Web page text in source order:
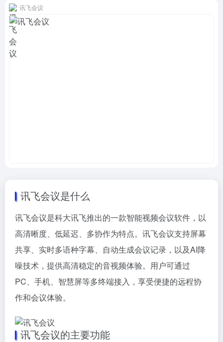
讯飞会议
讯飞会议是什么
讯飞会议是科大讯飞推出的一款智能视频会议软件，以
高清晰度、低延迟、多协作为特点。讯飞会议支持屏幕
共享、实时多语种字幕、自动生成会议记录，以及AI降
噪技术，提供高清稳定的音视频体验。用户可通过
PC、手机、智慧屏等多终端接入，享受便捷的远程协
作和会议体验。
讯飞会议的主要功能